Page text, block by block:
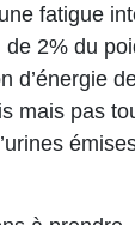
fatigue
de 2% du
d’énergie
mais pas